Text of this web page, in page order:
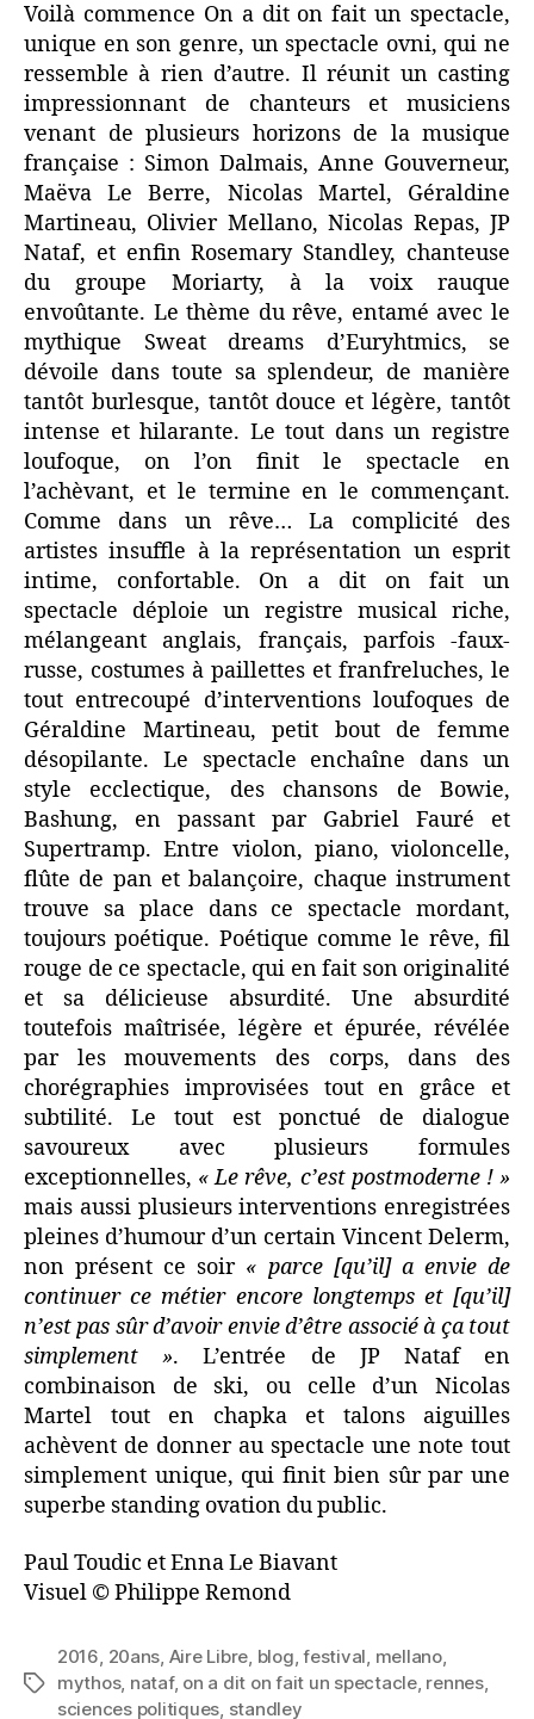
Voilà commence On a dit on fait un spectacle,
unique en son genre, un spectacle ovni, qui ne
ressemble à rien d’autre. Il réunit un casting
impressionnant de chanteurs et musiciens
venant de plusieurs horizons de la musique
française : Simon Dalmais, Anne Gouverneur,
Maëva Le Berre, Nicolas Martel, Géraldine
Martineau, Olivier Mellano, Nicolas Repas, JP
Nataf, et enfin Rosemary Standley, chanteuse
du groupe Moriarty, à la voix rauque
envoûtante. Le thème du rêve, entamé avec le
mythique Sweat dreams d’Euryhtmics, se
dévoile dans toute sa splendeur, de manière
tantôt burlesque, tantôt douce et légère, tantôt
intense et hilarante. Le tout dans un registre
loufoque, on l’on finit le spectacle en
l’achèvant, et le termine en le commençant.
Comme dans un rêve… La complicité des
artistes insuffle à la représentation un esprit
intime, confortable. On a dit on fait un
spectacle déploie un registre musical riche,
mélangeant anglais, français, parfois -faux-
russe, costumes à paillettes et franfreluches, le
tout entrecoupé d’interventions loufoques de
Géraldine Martineau, petit bout de femme
désopilante. Le spectacle enchaîne dans un
style ecclectique, des chansons de Bowie,
Bashung, en passant par Gabriel Fauré et
Supertramp. Entre violon, piano, violoncelle,
flûte de pan et balançoire, chaque instrument
trouve sa place dans ce spectacle mordant,
toujours poétique. Poétique comme le rêve, fil
rouge de ce spectacle, qui en fait son originalité
et sa délicieuse absurdité. Une absurdité
toutefois maîtrisée, légère et épurée, révélée
par les mouvements des corps, dans des
chorégraphies improvisées tout en grâce et
subtilité. Le tout est ponctué de dialogue
savoureux avec plusieurs formules
exceptionnelles, « Le rêve, c’est postmoderne ! »
mais aussi plusieurs interventions enregistrées
pleines d’humour d’un certain Vincent Delerm,
non présent ce soir « parce [qu’il] a envie de
continuer ce métier encore longtemps et [qu’il]
n’est pas sûr d’avoir envie d’être associé à ça tout
simplement ». L’entrée de JP Nataf en
combinaison de ski, ou celle d’un Nicolas
Martel tout en chapka et talons aiguilles
achèvent de donner au spectacle une note tout
simplement unique, qui finit bien sûr par une
superbe standing ovation du public.
Paul Toudic et Enna Le Biavant
Visuel © Philippe Remond
Étiquettes
2016 20ans Aire Libre blog ,festival mellano,
mythos, nataf, on a dit on fait un spectacle, rennes,
sciences politiques standley